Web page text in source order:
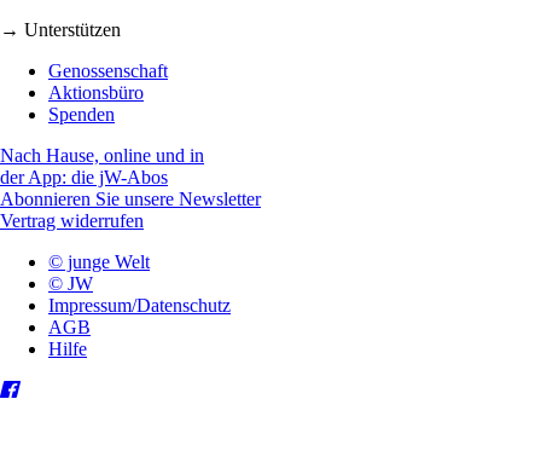
→ Unterstützen
Genossenschaft
Aktionsbüro
Spenden
Nach Hause, online und in
der App: die jW-Abos
Abonnieren Sie unsere Newsletter
Vertrag widerrufen
© junge Welt
© JW
Impressum/Datenschutz
AGB
Hilfe